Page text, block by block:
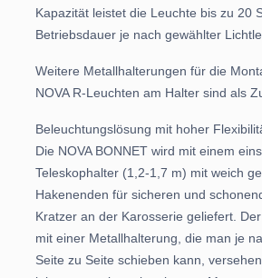
Kapazität leistet die Leuchte bis zu 20
Betriebsdauer je nach gewählter
Weitere Metallhalterungen für die
NOVA R-Leuchten am Halter sind als
Beleuchtungslösung mit hoher
Die NOVA BONNET wird mit einem
Teleskophalter (1,2-1,7 m) mit weich
Hakenenden für sicheren und
Kratzer an der Karosserie geliefert.
mit einer Metallhalterung, die man je
Seite zu Seite schieben kann,